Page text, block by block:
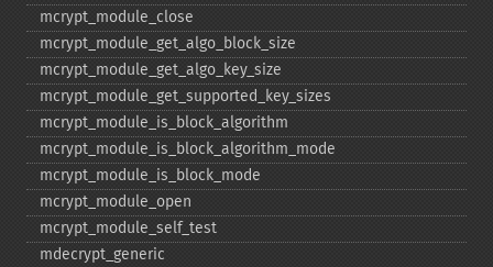
mcrypt_​module_​close
mcrypt_​module_​get_​algo_​block_​size
mcrypt_​module_​get_​algo_​key_​size
mcrypt_​module_​get_​supported_​key_​sizes
mcrypt_​module_​is_​block_​algorithm
mcrypt_​module_​is_​block_​algorithm_​mode
mcrypt_​module_​is_​block_​mode
mcrypt_​module_​open
mcrypt_​module_​self_​test
mdecrypt_​generic